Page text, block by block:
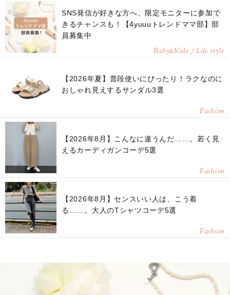
SNS発信が好きな方へ、限定モニターに参加で
きるチャンスも！【4yuuuトレンドママ部】部
員募集中
Baby&Kids / Life style
【2026年夏】普段使いにぴったり！ラクなのに
おしゃれ見えするサンダル3選
Fashion
【2026年8月】こんなに違うんだ……。若く見
えるカーディガンコーデ5選
Fashion
【2026年8月】センスいい人は、こう着
る……。大人のTシャツコーデ5選
Fashion